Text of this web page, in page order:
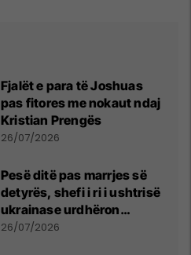
Fjalët e para të Joshuas
pas fitores me nokaut ndaj
Kristian Prengës
26/07/2026
Pesë ditë pas marrjes së
detyrës, shefi i ri i ushtrisë
ukrainase urdhëron
kontroll të madh
26/07/2026